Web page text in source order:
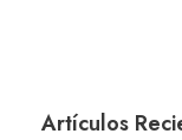
Artículos